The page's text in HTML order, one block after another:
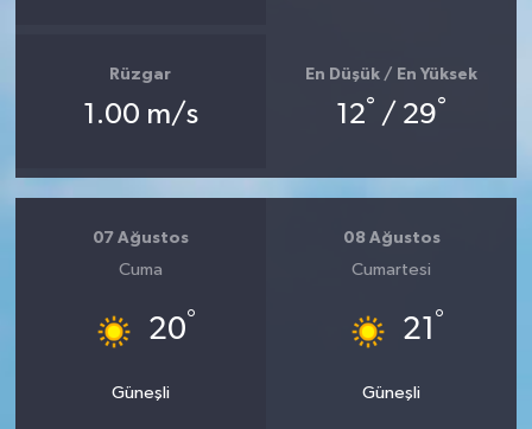
Rüzgar
1.00 m/s
En Düşük / En Yüksek
12° / 29°
07 Ağustos
Cuma
20°
Güneşli
08 Ağustos
Cumartesi
21 °
Güneşli